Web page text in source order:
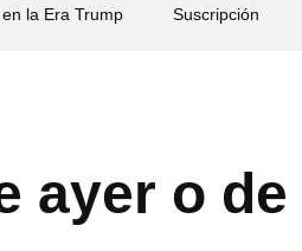
la Era Trump Suscripción
ayer o de